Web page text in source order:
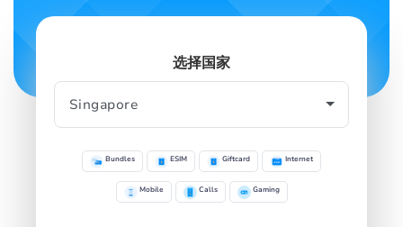
选择国家
Bundles ESIM Giftcard Internet
Mobile Calls Gaming